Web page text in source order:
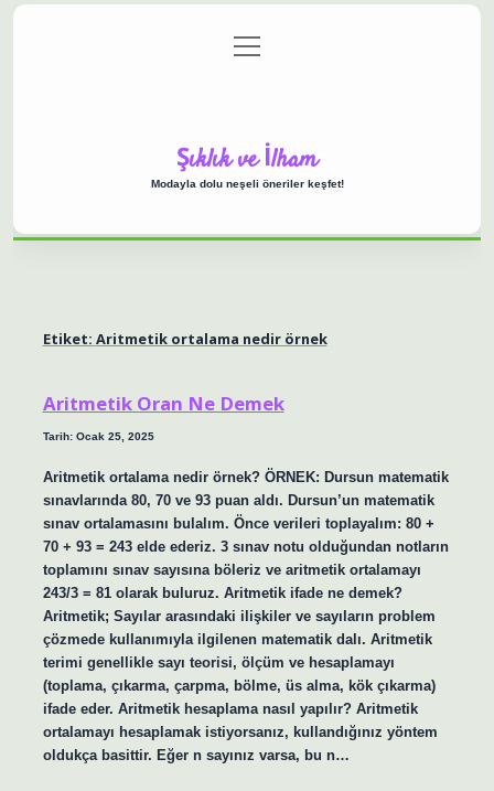
Gizlilik Politikası
menüyü
aç
Şıklık ve İlham
Modayla dolu neşeli öneriler keşfet!
Etiket: Aritmetik ortalama nedir örnek
Aritmetik Oran Ne Demek
Tarih: Ocak 25, 2025
Aritmetik ortalama nedir örnek? ÖRNEK: Dursun matematik
sınavlarında 80, 70 ve 93 puan aldı. Dursun’un matematik
sınav ortalamasını bulalım. Önce verileri toplayalım: 80 +
70 + 93 = 243 elde ederiz. 3 sınav notu olduğundan notların
toplamını sınav sayısına böleriz ve aritmetik ortalamayı
243/3 = 81 olarak buluruz. Aritmetik ifade ne demek?
Aritmetik; Sayılar arasındaki ilişkiler ve sayıların problem
çözmede kullanımıyla ilgilenen matematik dalı. Aritmetik
terimi genellikle sayı teorisi, ölçüm ve hesaplamayı
(toplama, çıkarma, çarpma, bölme, üs alma, kök çıkarma)
ifade eder. Aritmetik hesaplama nasıl yapılır? Aritmetik
ortalamayı hesaplamak istiyorsanız, kullandığınız yöntem
oldukça basittir. Eğer n sayınız varsa, bu n…